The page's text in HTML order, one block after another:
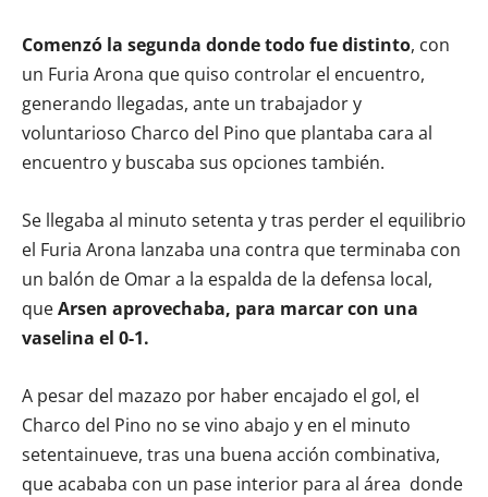
Comenzó la segunda donde todo fue distinto, con
un Furia Arona que quiso controlar el encuentro,
generando llegadas, ante un trabajador y
voluntarioso Charco del Pino que plantaba cara al
encuentro y buscaba sus opciones también.
Se llegaba al minuto setenta y tras perder el equilibrio
el Furia Arona lanzaba una contra que terminaba con
un balón de Omar a la espalda de la defensa local,
queArsen aprovechaba, para marcar con una
vaselina el 0-1.
A pesar del mazazo por haber encajado el gol, el
Charco del Pino no se vino abajo y en el minuto
setentainueve, tras una buena acción combinativa,
que acababa con un pase interior para al área donde